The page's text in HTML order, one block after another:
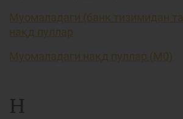
Муомаладаги (банк тизимидан
нақд пуллар
Муомаладаги нақд пуллар (М0)
Н